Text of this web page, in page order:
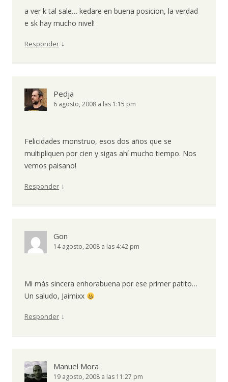
a ver k tal sale… kedare en buena posicion, la verdad
e sk hay mucho nivel!
Responder ↓
Pedja
6 agosto, 2008 a las 1:15 pm
Felicidades monstruo, esos dos años que se
multipliquen por cien y sigas ahí mucho tiempo. Nos
vemos paisano!
Responder ↓
Gon
14 agosto, 2008 a las 4:42 pm
Mi más sincera enhorabuena por ese primer patito…
Un saludo, Jaimixx
Responder ↓
Manuel Mora
19 agosto, 2008 a las 11:27 pm